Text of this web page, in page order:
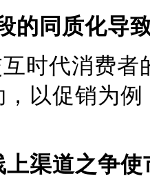
的同质化导
时代消费者
以促销为
上渠道之争